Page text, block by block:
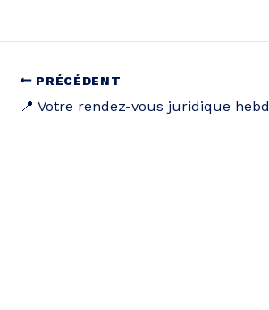
PRÉCÉDENT
📍 Votre rendez-vous juridique